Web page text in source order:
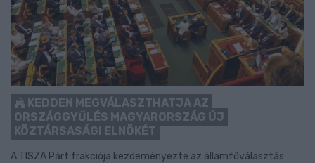
KEDDEN MEGVÁLASZTHATJA AZ
ORSZÁGGYŰLÉS MAGYARORSZÁG ÚJ
KÖZTÁRSASÁGI ELNÖKÉT
A TISZA Párt frakciója kezdeményezte az államfőválasztás